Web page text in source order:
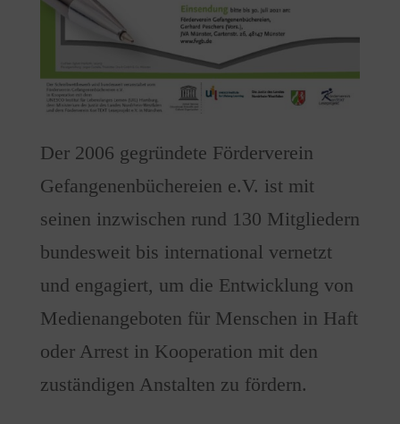
Der 2006 gegründete Förderverein
Gefangenenbüchereien e.V. ist mit
seinen inzwischen rund 130 Mitgliedern
bundesweit bis international vernetzt
und engagiert, um die Entwicklung von
Medienangeboten für Menschen in Haft
oder Arrest in Kooperation mit den
zuständigen Anstalten zu fördern.